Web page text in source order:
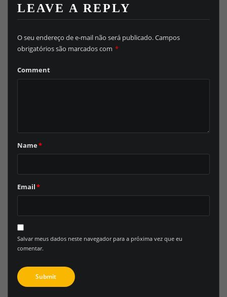
LEAVE A REPLY
O seu endereço de e-mail não será publicado.Campos
obrigatórios são marcados com *
Comment
Name*
Email*
Salvar meus dados neste navegador para a próxima vez que eu
comentar.